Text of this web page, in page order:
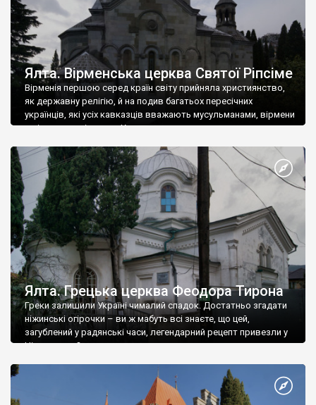
Ялта. Вірменська церква Святої Ріпсіме
Вірменія першою серед країн світу прийняла християнство,
як державну релігію, й на подив багатьох пересічних
українців, які усіх кавказців вважають мусульманами, вірмени
є відданими вірянами Христа
Ялта. Грецька церква Феодора Тирона
Греки залишили Україні чималий спадок. Достатньо згадати
ніжинські огірочки – ви ж мабуть всі знаєте, що цей,
загублений у радянські часи, легендарний рецепт привезли у
Ніжин греки?